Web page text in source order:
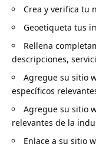
Crea y verifica tu
Geoetiqueta tus
Rellena
descripciones,
Agregue su sitio
específicos
Agregue su sitio
relevantes de la
Enlace a su sitio